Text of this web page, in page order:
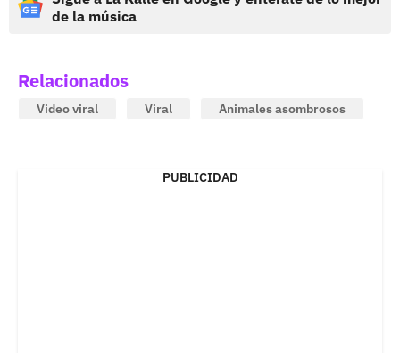
de la música
Relacionados
Video viral Viral Animales asombrosos
PUBLICIDAD